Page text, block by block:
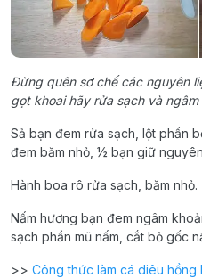
Đừng quên sơ chế các nguyên
gọt khoai hãy rửa sạch và
Sả bạn đem rửa sạch, lột phần
đem băm nhỏ, ½ bạn giữ
Hành boa rô rửa sạch, băm nhỏ.
Nấm hương bạn đem ngâm
sạch phần mũ nấm, cắt bỏ gốc
>> Công thức làm cá diêu hồng